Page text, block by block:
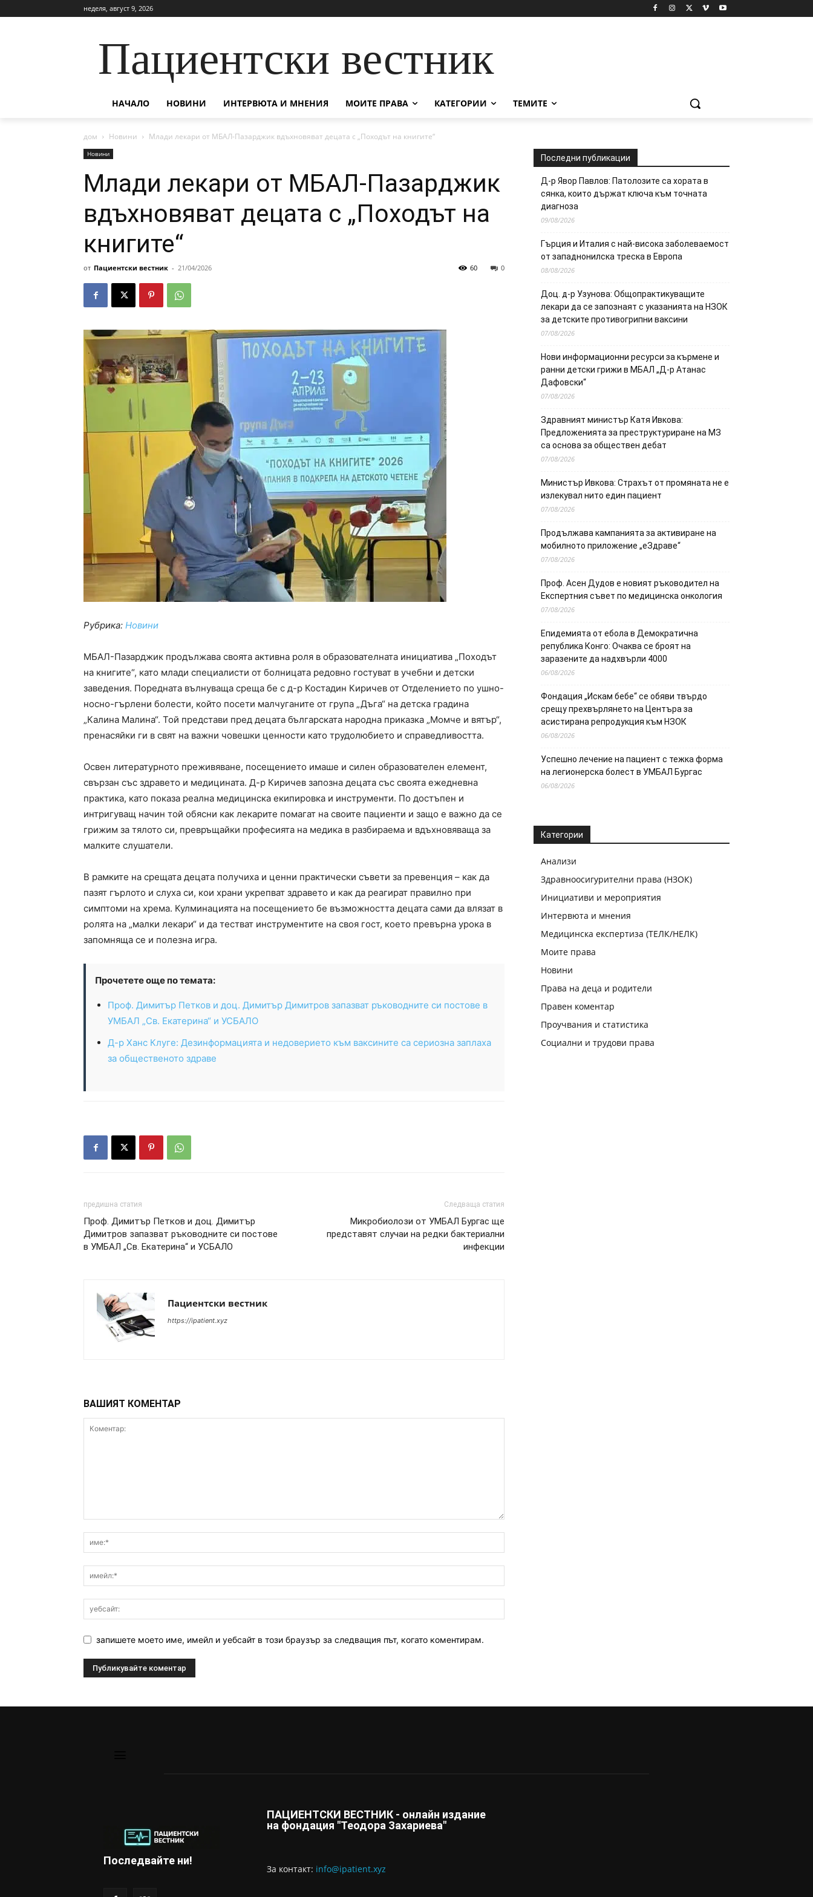
неделя, август 9, 2026
Пациентски вестник
НАЧАЛО НОВИНИ ИНТЕРВЮТА И МНЕНИЯ МОИТЕ ПРАВА КАТЕГОРИИ ТЕМИТЕ
дом Новини Млади лекари от МБАЛ-Пазарджик вдъхновяват децата с „Походът на книгите“
Новини
Млади лекари от МБАЛ-Пазарджик
вдъхновяват децата с „Походът на
книгите“
от Пациентски вестник - 21/04/2026 0
60
Рубрика: Новини
МБАЛ-Пазарджик продължава своята активна роля в образователната инициатива „Походът
на книгите“, като млади специалисти от болницата редовно гостуват в учебни и детски
заведения. Поредната вълнуваща среща бе с д-р Костадин Киричев от Отделението по ушно-
носно-гърлени болести, който посети малчуганите от група „Дъга“ на детска градина
„Калина Малина“. Той представи пред децата българската народна приказка „Момче и вятър“,
пренасяйки ги в свят на важни човешки ценности като трудолюбието и справедливостта.
Освен литературното преживяване, посещението имаше и силен образователен елемент,
свързан със здравето и медицината. Д-р Киричев запозна децата със своята ежедневна
практика, като показа реална медицинска екипировка и инструменти. По достъпен и
интригуващ начин той обясни как лекарите помагат на своите пациенти и защо е важно да се
грижим за тялото си, превръщайки професията на медика в разбираема и вдъхновяваща за
малките слушатели.
В рамките на срещата децата получиха и ценни практически съвети за превенция – как да
пазят гърлото и слуха си, кои храни укрепват здравето и как да реагират правилно при
симптоми на хрема. Кулминацията на посещението бе възможността децата сами да влязат в
ролята на „малки лекари“ и да тестват инструментите на своя гост, което превърна урока в
запомняща се и полезна игра.
Прочетете още по темата:
Проф. Димитър Петков и доц. Димитър Димитров запазват ръководните си постове в
УМБАЛ „Св. Екатерина“ и УСБАЛО
Д-р Ханс Клуге: Дезинформацията и недоверието към ваксините са сериозна заплаха
за общественото здраве
предишна статия
Проф. Димитър Петков и доц. Димитър
Димитров запазват ръководните си постове
в УМБАЛ „Св. Екатерина“ и УСБАЛО
Следваща статия
Микробиолози от УМБАЛ Бургас ще
представят случаи на редки бактериални
инфекции
Пациентски вестник
https://ipatient.xyz
ВАШИЯТ КОМЕНТАР
запишете моето име, имейл и уебсайт в този браузър за следващия път, когато коментирам.
Последни публикации
Д-р Явор Павлов: Патолозите са хората в
сянка, които държат ключа към точната
диагноза
09/08/2026
Гърция и Италия с най-висока заболеваемост
от западнонилска треска в Европа
08/08/2026
Доц. д-р Узунова: Общопрактикуващите
лекари да се запознаят с указанията на НЗОК
за детските противогрипни ваксини
07/08/2026
Нови информационни ресурси за кърмене и
ранни детски грижи в МБАЛ „Д-р Атанас
Дафовски“
07/08/2026
Здравният министър Катя Ивкова:
Предложенията за преструктуриране на МЗ
са основа за обществен дебат
07/08/2026
Министър Ивкова: Страхът от промяната не е
излекувал нито един пациент
07/08/2026
Продължава кампанията за активиране на
мобилното приложение „еЗдраве“
07/08/2026
Проф. Асен Дудов е новият ръководител на
Експертния съвет по медицинска онкология
07/08/2026
Епидемията от ебола в Демократична
република Конго: Очаква се броят на
заразените да надхвърли 4000
06/08/2026
Фондация „Искам бебе“ се обяви твърдо
срещу прехвърлянето на Центъра за
асистирана репродукция към НЗОК
06/08/2026
Успешно лечение на пациент с тежка форма
на легионерска болест в УМБАЛ Бургас
06/08/2026
Категории
Анализи
Здравноосигурителни права (НЗОК)
Инициативи и мероприятия
Интервюта и мнения
Медицинска експертиза (ТЕЛК/НЕЛК)
Моите права
Новини
Права на деца и родители
Правен коментар
Проучвания и статистика
Социални и трудови права
Последвайте ни!
ПАЦИЕНТСКИ ВЕСТНИК - онлайн издание
на фондация "Теодора Захариева"
За контaкт: info@ipatient.xyz